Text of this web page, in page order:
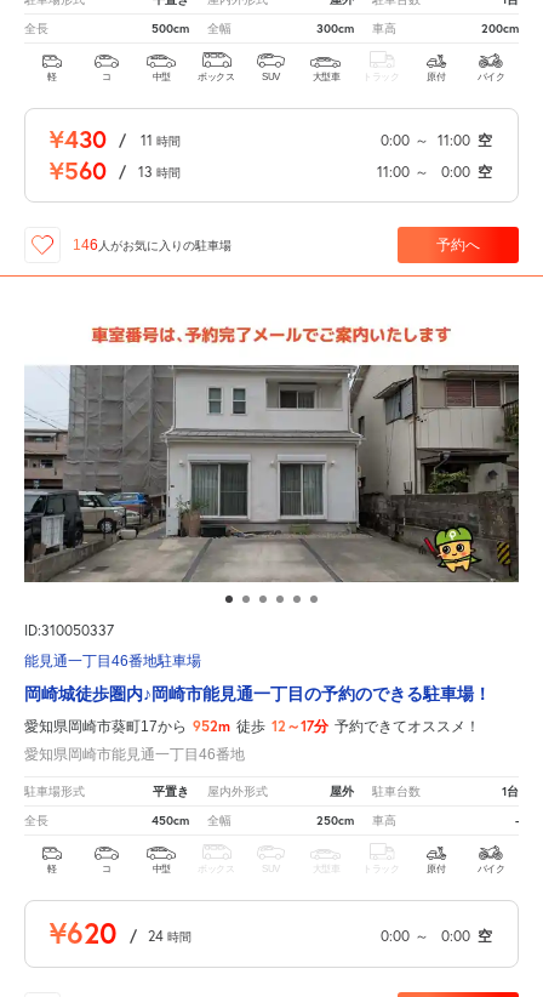
全長 500cm 全幅 300cm 車高 200cm
軽 コ 中型 ボックス SUV 大型車 トラック 原付 バイク
¥430 / 11 時間 0:00 ～ 11:00 空
¥560 / 13 時間 11:00 ～ 0:00 空
146 人がお気に入りの駐車場 予約へ
ID:310050337
能見通一丁目46番地駐車場
岡崎城徒歩圏内♪岡崎市能見通一丁目の予約のできる駐車場！
愛知県岡崎市葵町17から 952m 徒歩 12～17分 予約できてオススメ！
愛知県岡崎市能見通一丁目46番地
駐車場形式 平置き 屋内外形式 屋外 駐車台数 1台
全長 450cm 全幅 250cm 車高 -
軽 コ 中型 ボックス SUV 大型車 トラック 原付 バイク
¥620 / 24 時間 0:00 ～ 0:00 空